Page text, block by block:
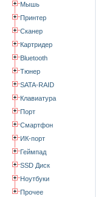
Мышь
Принтер
Сканер
Картридер
Bluetooth
Тюнер
SATA-RAID
Клавиатура
Порт
Смартфон
ИК-порт
Геймпад
SSD Диск
Ноутбуки
Прочее